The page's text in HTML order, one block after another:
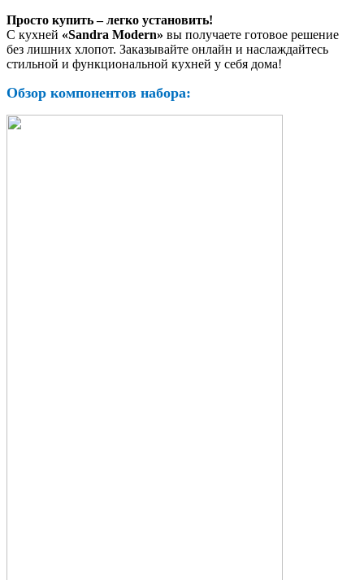
Просто купить–легко установить!
С кухней «Sandra Modern» вы получаете готовое решение
без лишних хлопот. Заказывайте онлайн и наслаждайтесь
стильной и функциональной кухней у себя дома!
Обзор компонентов набора: